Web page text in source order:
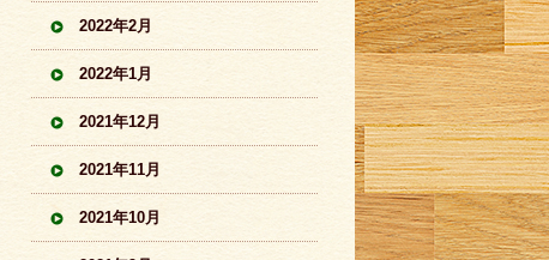
2022年2月
2022年1月
2021年12月
2021年11月
2021年10月